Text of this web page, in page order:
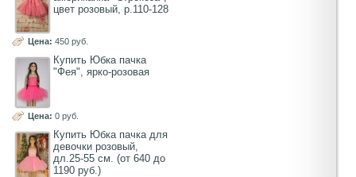
цвет розовый, р.110-128
Цена: 450 руб.
Купить Юбка пачка
"Фея", ярко-розовая
Цена: 0 руб.
Купить Юбка пачка для
девочки розовый,
дл.25-55 см. (от 640 до
1190 руб.)